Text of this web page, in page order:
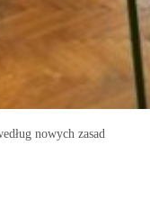
nowych zasad